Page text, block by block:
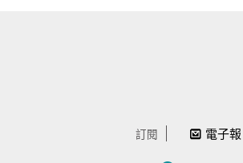
訂閱 電子報